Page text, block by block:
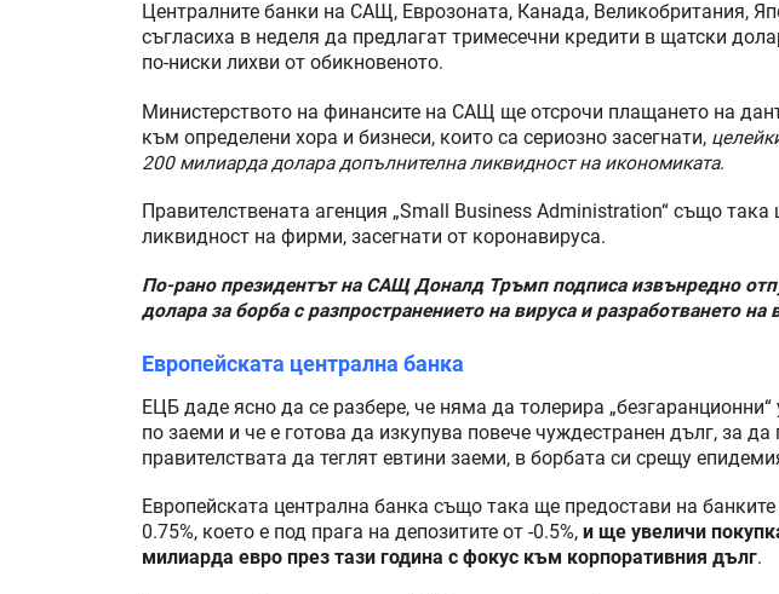
Централните банки на САЩ, Еврозоната, Канада, Великобритания,
съгласиха в неделя да предлагат тримесечни кредити в щатски
по-ниски лихви от обикновеното.
Министерството на финансите на САЩ ще отсрочи плащането на
към определени хора и бизнеси, които са сериозно засегнати,
200 милиарда долара допълнителна ликвидност на икономиката.
Правителствената агенция „Small Business Administration“ също
ликвидност на фирми, засегнати от коронавируса.
По-рано президентът на САЩ Доналд Тръмп подписа извънредно
долара за борба с разпространението на вируса и разработването на
Европейската централна банка
ЕЦБ даде ясно да се разбере, че няма да толерира „безгаранционни“
по заеми и че е готова да изкупува повече чуждестранен дълг, за да
правителствата да теглят евтини заеми, в борбата си срещу
Европейската централна банка също така ще предостави на
0.75%, което е под прага на депозитите от -0.5%, и ще увеличи
милиарда евро през тази година с фокус към корпоративния дълг.